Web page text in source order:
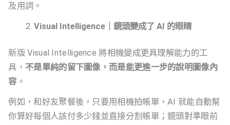
及用詞。
Visual Intelligence｜鏡頭變成了 AI 的眼睛
新版 Visual Intelligence 將相機變成更具理解能力的工
具， 不是單純的留下圖像，而是能更進一步的說明圖像內
容。
例如，和好友聚餐後，只要用相機拍帳單，AI 就能自動幫
你算好每個人該付多少錢並直接分割帳單；鏡頭對準眼前